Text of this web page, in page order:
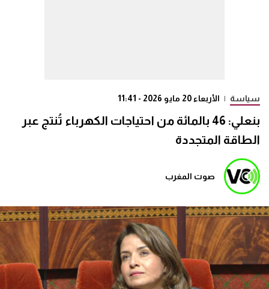
سياسة | الأربعاء 20 مايو 2026 - 11:41
بنعلي: 46 بالمائة من احتياجات الكهرباء تُنتج عبر
الطاقة المتجددة
صوت المغرب